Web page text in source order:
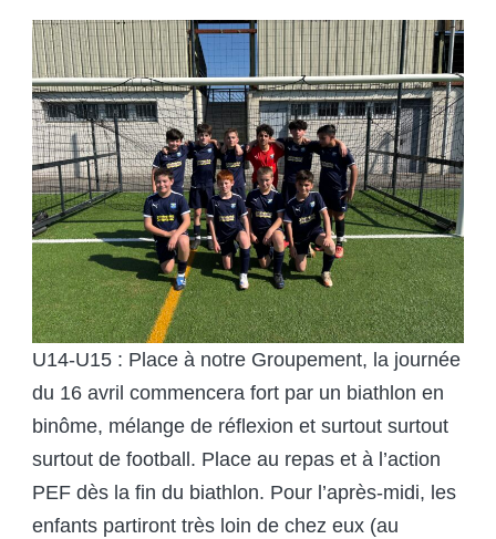
U14-U15 : Place à notre Groupement, la journée
du 16 avril commencera fort par un biathlon en
binôme, mélange de réflexion et surtout surtout
surtout de football. Place au repas et à l’action
PEF dès la fin du biathlon. Pour l’après-midi, les
enfants partiront très loin de chez eux (au